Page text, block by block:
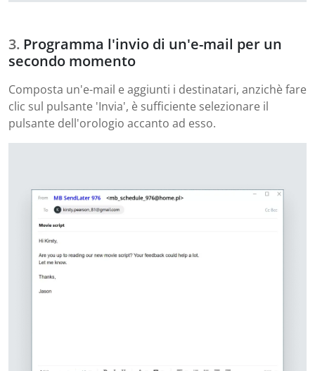
Programma l'invio di un'e-mail per un
secondo momento
Composta un'e-mail e aggiunti i destinatari, anzichè fare
clic sul pulsante 'Invia', è sufficiente selezionare il
pulsante dell'orologio accanto ad esso.